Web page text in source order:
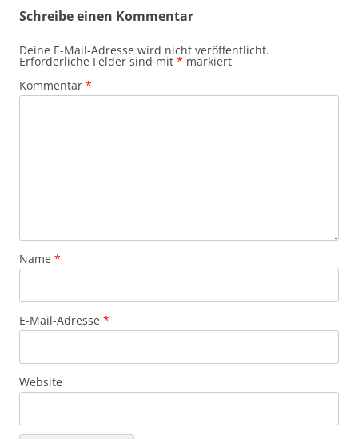
Schreibe einen Kommentar
Deine E-Mail-Adresse wird nicht veröffentlicht.
Erforderliche Felder sind mit * markiert
Kommentar *
Name *
E-Mail-Adresse *
Website